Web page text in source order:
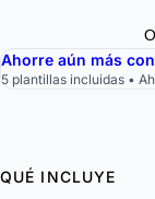
Ahorre aún más
5 plantillas incluidas •
QUÉ INCLUYE